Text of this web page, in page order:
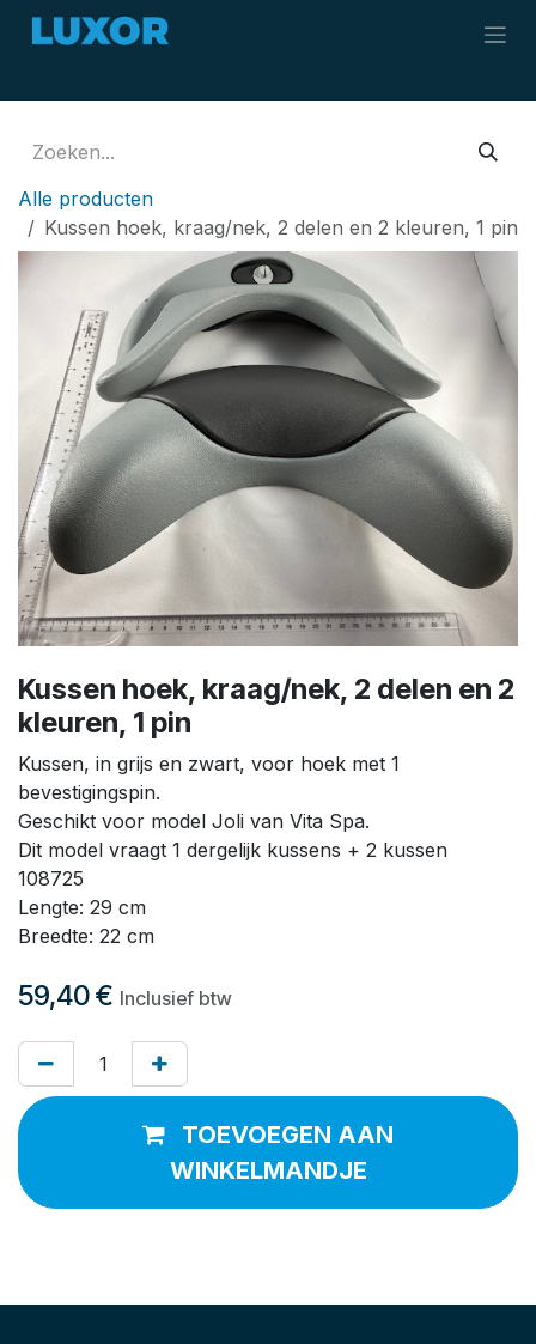
Overslaan naar inhoud
Alle producten
Kussen hoek, kraag/nek, 2 delen en 2 kleuren, 1 pin
Kussen hoek, kraag/nek, 2 delen en 2
kleuren, 1 pin
Kussen, in grijs en zwart, voor hoek met 1
bevestigingspin.
Geschikt voor model Joli van Vita Spa.
Dit model vraagt 1 dergelijk kussens + 2 kussen
108725
Lengte: 29 cm
Breedte: 22 cm
59,40€ Inclusief btw
TOEVOEGEN AAN
WINKELMANDJE